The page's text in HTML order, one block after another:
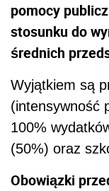
pomocy
stosunku do
średnich
Wyjątkiem są
(intensywność
100%
(50%) oraz
Obowiązki